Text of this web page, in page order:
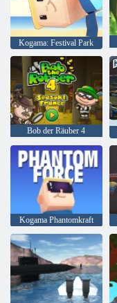
Kogama: Festival Park
Bob der Räuber 4
Kogama Phantomkraft